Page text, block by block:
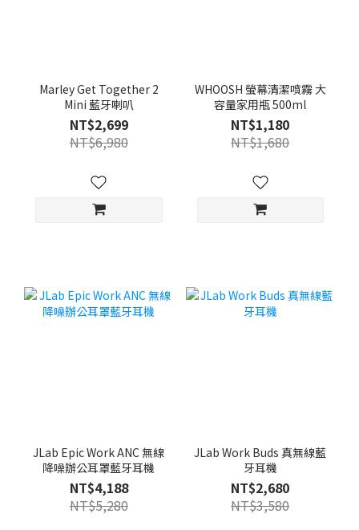
Marley Get Together 2
Mini 藍牙喇叭
NT$2,699
NT$6,980
WHOOSH 螢幕清潔噴霧 大
容量家用瓶 500ml
NT$1,180
NT$1,680
JLab Epic Work ANC 無線
降噪辦公耳罩藍牙耳機
NT$4,188
NT$5,280
JLab Work Buds 真無線藍
牙耳機
NT$2,680
NT$3,580